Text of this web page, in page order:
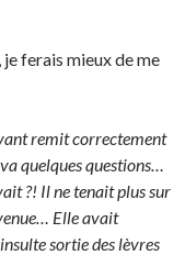
je ferais mieux de me
remit correctement
quelques questions…
?! Il ne tenait plus sur
Elle avait
sortie des lèvres